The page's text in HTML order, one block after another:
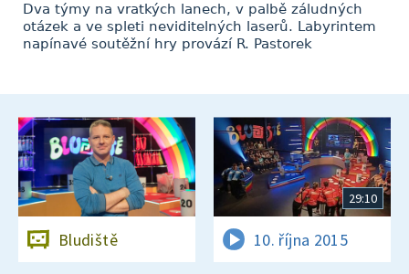
Dva týmy na vratkých lanech, v palbě záludných
otázek a ve spleti neviditelných laserů. Labyrintem
napínavé soutěžní hry provází R. Pastorek
Bludiště
29:10
10. října 2015